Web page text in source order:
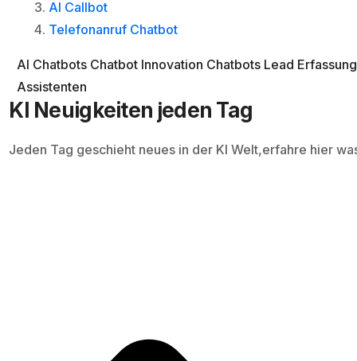
AI Callbot
Telefonanruf Chatbot
AI Chatbots Chatbot Innovation Chatbots Lead Erfassung
Assistenten
KI Neuigkeiten jeden Tag
Jeden Tag geschieht neues in der KI Welt,erfahre hier